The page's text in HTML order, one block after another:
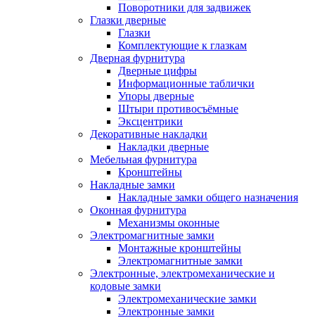
Поворотники для задвижек
Глазки дверные
Глазки
Комплектующие к глазкам
Дверная фурнитура
Дверные цифры
Информационные таблички
Упоры дверные
Штыри противосъёмные
Эксцентрики
Декоративные накладки
Накладки дверные
Мебельная фурнитура
Кронштейны
Накладные замки
Накладные замки общего назначения
Оконная фурнитура
Механизмы оконные
Электромагнитные замки
Монтажные кронштейны
Электромагнитные замки
Электронные, электромеханические и
кодовые замки
Электромеханические замки
Электронные замки